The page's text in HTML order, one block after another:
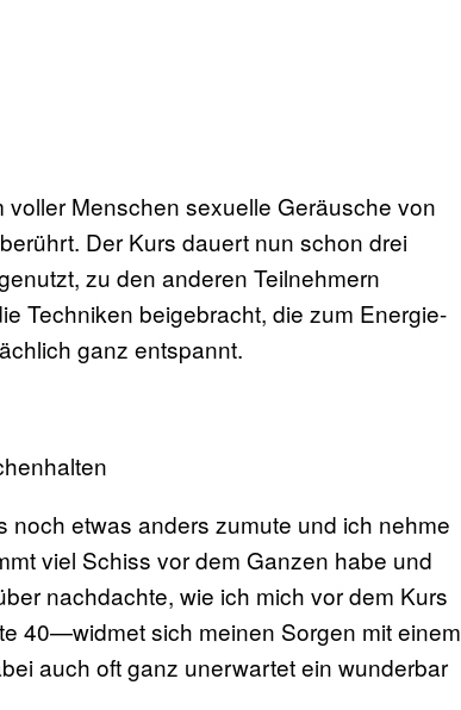
Menschen sexuelle Geräusche von
Der Kurs dauert nun schon drei
zu den anderen Teilnehmern
Techniken beigebracht, die zum Energie-
ganz entspannt.
noch etwas anders zumute und ich nehme
viel Schiss vor dem Ganzen habe und
nachdachte, wie ich mich vor dem Kurs
40—widmet sich meinen Sorgen mit einem
auch oft ganz unerwartet ein wunderbar